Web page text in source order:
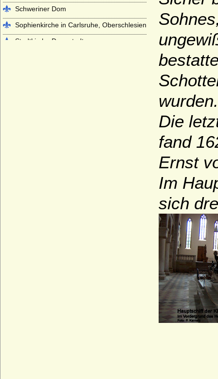
wurden.
Die
fand
Ernst
Im
sich
Schweriner Dom
Sophienkirche in Carlsruhe, Oberschlesien
Stadtkirche Darmstadt